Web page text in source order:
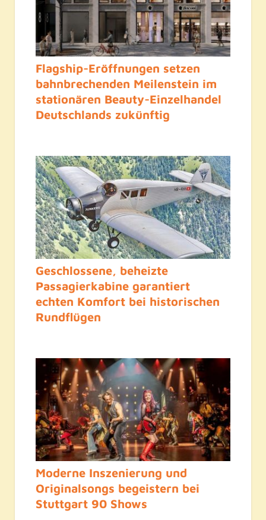
Flagship-Eröffnungen setzen
bahnbrechenden Meilenstein im
stationären Beauty-Einzelhandel
Deutschlands zukünftig
Geschlossene, beheizte
Passagierkabine garantiert
echten Komfort bei historischen
Rundflügen
Moderne Inszenierung und
Originalsongs begeistern bei
Stuttgart 90 Shows